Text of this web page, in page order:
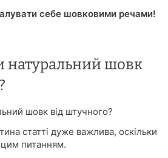
себе шовковими речами!
натуральний шовк
шовк від штучного?
статті дуже важлива, оскільки
цим питанням.